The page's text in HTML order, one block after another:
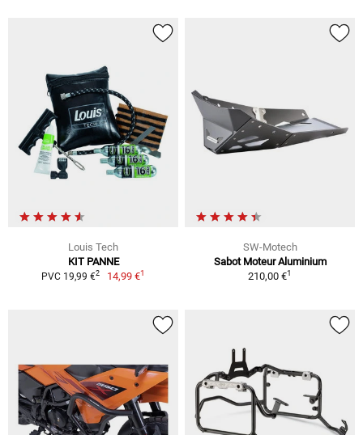
Louis Tech
KIT PANNE
PVC 19,99 €2 14,99 €1
SW-Motech
Sabot Moteur Aluminium
210,00 €1